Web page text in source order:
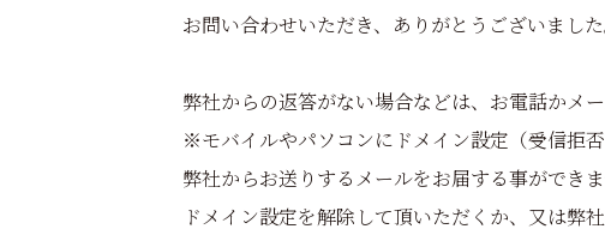
お問い合わせいただき、ありがとうございました
弊社からの返答がない場合などは、お電話かメ
※モバイルやパソコンにドメイン設定（受信拒
弊社からお送りするメールをお届する事ができま
ドメイン設定を解除して頂いただくか、又は